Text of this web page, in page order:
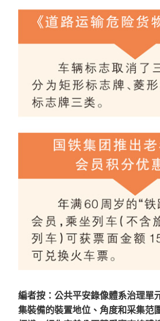
編者按：公共平安錄像體系治理單
集裝備的裝置地位、角度和采集范